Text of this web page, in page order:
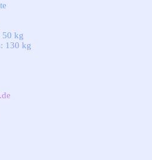
50 kg
130 kg